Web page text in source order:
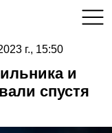
г., 15:50
и
спустя